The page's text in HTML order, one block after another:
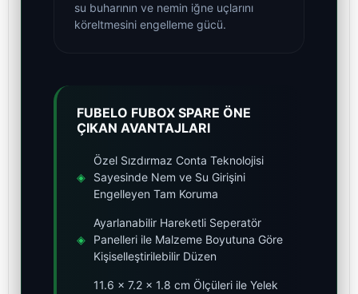
su buharının ve nemin iğne uçlarını
köreltmesini engelleme gücü.
FUBELO FUBOX SPARE ÖNE
ÇIKAN AVANTAJLARI
◈
Özel Sızdırmaz Conta Teknolojisi
Sayesinde Nem ve Su Girişini
Engelleyen Tam Koruma
◈
Ayarlanabilir Hareketli Seperatör
Panelleri ile Malzeme Boyutuna Göre
Kişiselleştirilebilir Düzen
11.6 x 7.2 x 1.8 cm Ölçüleri ile Yelek